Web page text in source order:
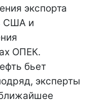
экспорта
США и
ОПЕК.
бьет
эксперты